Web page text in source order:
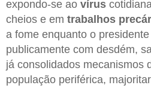
expondo-se ao vírus
cheios e em trabalhos
a fome enquanto o
publicamente com desdém,
já consolidados mecanismos
população periférica,